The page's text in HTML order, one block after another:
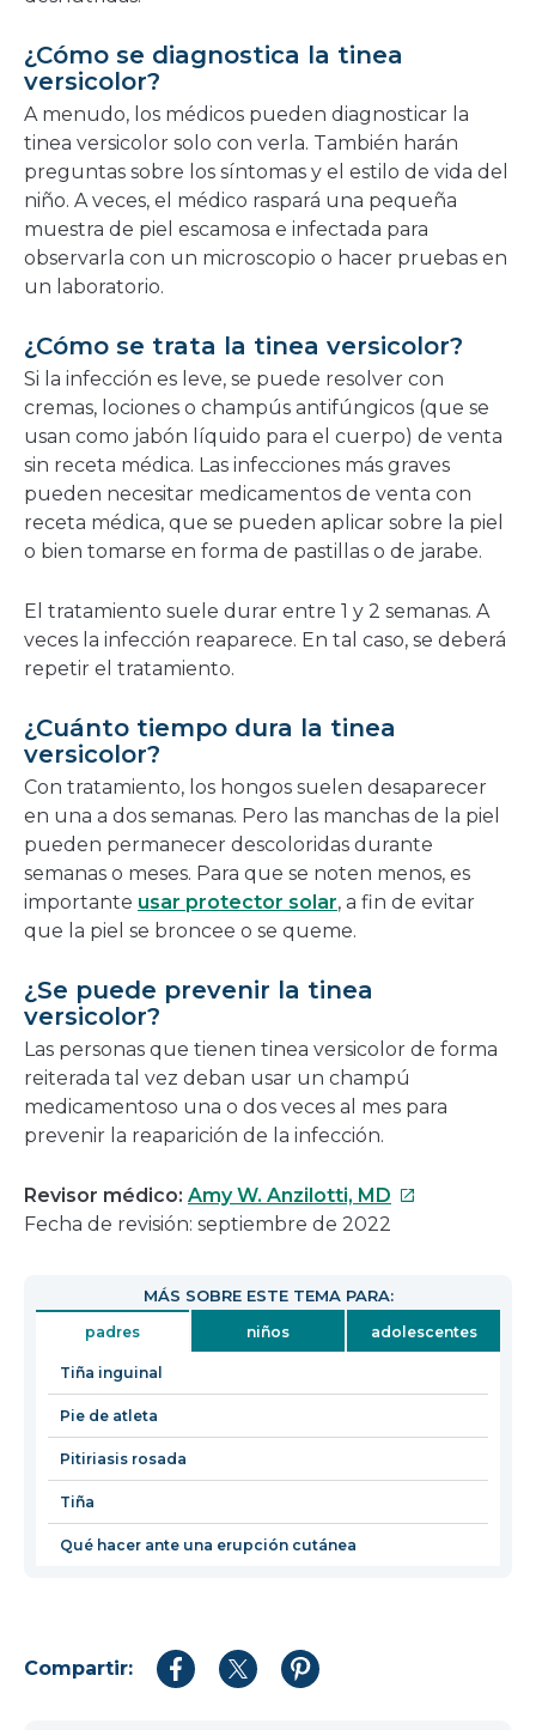
¿Cómo se diagnostica la tinea
versicolor?
A menudo, los médicos pueden diagnosticar la
tinea versicolor solo con verla. También harán
preguntas sobre los síntomas y el estilo de vida del
niño. A veces, el médico raspará una pequeña
muestra de piel escamosa e infectada para
observarla con un microscopio o hacer pruebas en
un laboratorio.
¿Cómo se trata la tinea versicolor?
Si la infección es leve, se puede resolver con
cremas, lociones o champús antifúngicos (que se
usan como jabón líquido para el cuerpo) de venta
sin receta médica. Las infecciones más graves
pueden necesitar medicamentos de venta con
receta médica, que se pueden aplicar sobre la piel
o bien tomarse en forma de pastillas o de jarabe.
El tratamiento suele durar entre 1 y 2 semanas. A
veces la infección reaparece. En tal caso, se deberá
repetir el tratamiento.
¿Cuánto tiempo dura la tinea
versicolor?
Con tratamiento, los hongos suelen desaparecer
en una a dos semanas. Pero las manchas de la piel
pueden permanecer descoloridas durante
semanas o meses. Para que se noten menos, es
importante usar protector solar, a fin de evitar
que la piel se broncee o se queme.
¿Se puede prevenir la tinea
versicolor?
Las personas que tienen tinea versicolor de forma
reiterada tal vez deban usar un champú
medicamentoso una o dos veces al mes para
prevenir la reaparición de la infección.
Revisor médico: Amy W. Anzilotti, MD Este
en
una
ventana
Fecha de revisión: septiembre de 2022
MÁS SOBRE ESTE TEMA PARA:
padres niños adolescentes
Tiña inguinal
Pie de atleta
Pitiriasis rosada
Tiña
Qué hacer ante una erupción cutánea
Compartir:
CompartirCompartirCompartir